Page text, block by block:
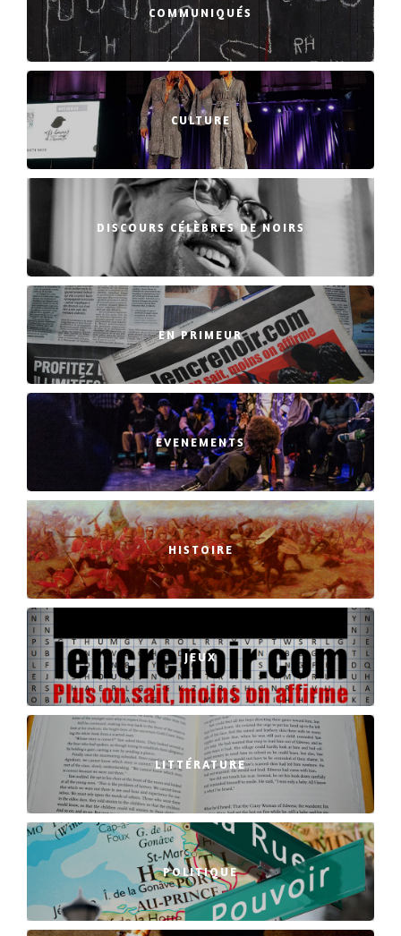
COMMUNIQUÉS
CULTURE
DISCOURS CÉLÈBRES DE NOIRS
EN PRIMEUR
EVENEMENTS
HISTOIRE
JEUX
LITTÉRATURE
POLITIQUE